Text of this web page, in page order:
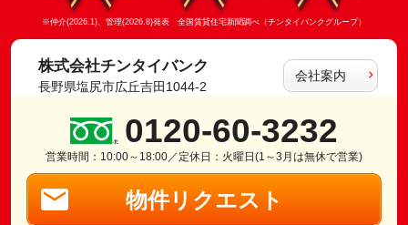
※仲介(2026.1)、管理(2026.8)発表 全国賃貸住宅新聞調べ（チンタイバンクグループ）
株式会社チンタイバンク
長野県塩尻市広丘吉田1044-2
会社案内
0120-60-3232
営業時間：10:00～18:00／定休日：火曜日(1～3月は無休で営業)
物件リクエスト